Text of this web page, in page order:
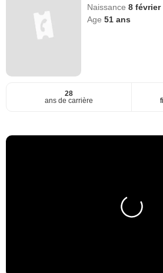
Naissance8 février
Age51 ans
28
ans de carrière